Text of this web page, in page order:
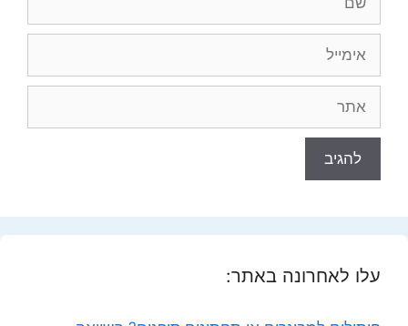
עלו לאחרונה באתר: